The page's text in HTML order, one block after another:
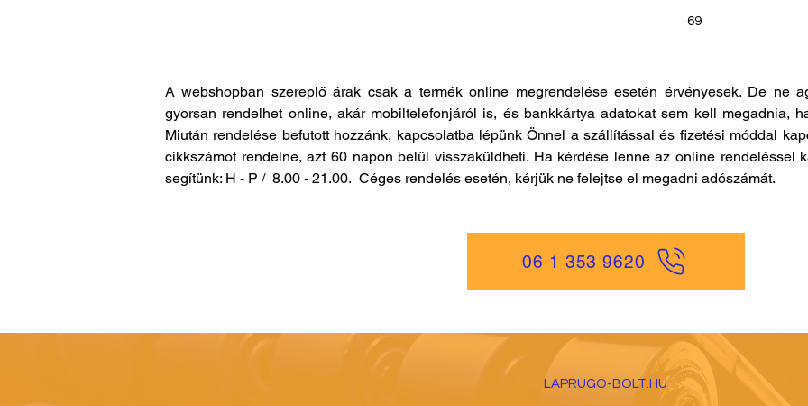
69
A webshopban szereplő árak csak a termék online megrendelése esetén érvényesek. De ne
gyorsan rendelhet online, akár mobiltelefonjáról is, és bankkártya adatokat sem kell megadnia,
Miután rendelése befutott hozzánk, kapcsolatba lépünk Önnel a szállítással és fizetési móddal
cikkszámot rendelne, azt 60 napon belül visszaküldheti. Ha kérdése lenne az online rendeléssel
segítünk: H - P / 8.00 - 21.00. Céges rendelés esetén, kérjük ne felejtse el megadni adószámát.
06 1 353 9620
LAPRUGO-BOLT.HU